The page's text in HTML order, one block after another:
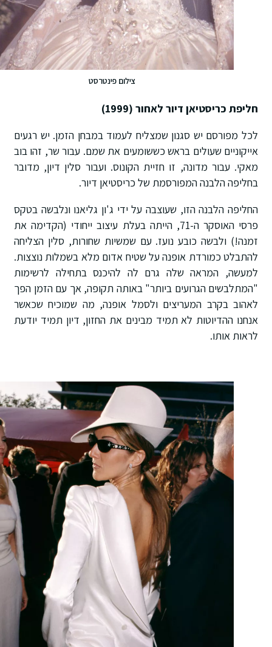
צילום פינטרסט
חליפת כריסטיאן דיור לאחור (1999)
לכל מפורסם יש סגנון שמצליח לעמוד במבחן הזמן. יש רגעים
אייקוניים שעולים בראש כששומעים את שמם. עבור שר, זהו בוב
מאקי. עבור מדונה, זו חזיית הקונוס. ועבור סלין דיון, מדובר
בחליפה הלבנה המפורסמת של כריסטיאן דיור.
החליפה הלבנה הזו, שעוצבה על ידי ג'ון גליאנו ונלבשה בטקס
פרסי האוסקר ה-71, הייתה בעלת עיצוב ייחודי (הקדימה את
זמנה!) ולבשה כובע נועז. עם שמשיות שחורות, סלין הצליחה
להתבלט כמורדת אופנה על שטיח אדום מלא בשמלות נוצצות.
למעשה, המראה שלה גרם לה להיכנס בתחילה לרשימות
"המתלבשים הגרועים ביותר" באותה תקופה, אך עם הזמן הפך
לאהוב בקרב המעריצים ולסמל אופנה, מה שמוכיח שכאשר
אנחנו ההדיוטות לא תמיד מבינים את החזון, דיון תמיד יודעת
לראות אותו.